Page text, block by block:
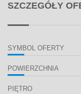
SZCZEGÓŁY
SYMBOL OFERTY
POWIERZCHNIA
PIĘTRO